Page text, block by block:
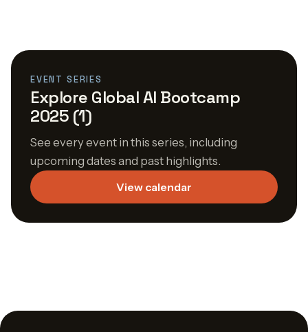
EVENT SERIES
Explore Global AI Bootcamp
2025 (1)
See every event in this series, including
upcoming dates and past highlights.
View calendar